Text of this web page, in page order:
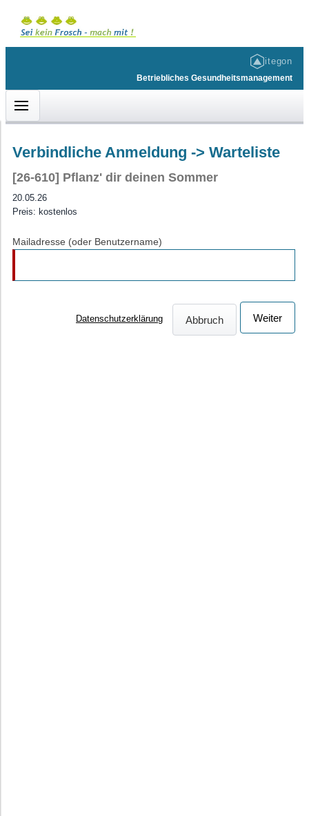
itegon
Betriebliches Gesundheitsmanagement
KUNDENBEREICH
Willkommen
BGM-Angebot • Entspannung
BGM-Angebot • Workshop/Sonstige Angebote
HILFE & INFOS
Barrierefreiheit
Datenschutz
ACCOUNT
Login
Verbindliche Anmeldung -> Warteliste
[26-610] Pflanz' dir deinen Sommer
20.05.26
Preis: kostenlos
Mailadresse (oder Benutzername)
Datenschutzerklärung Abbruch